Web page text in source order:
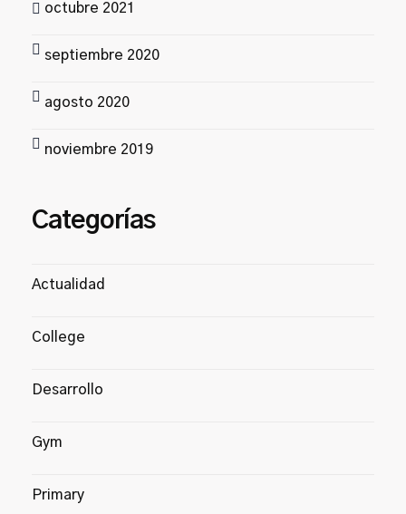
octubre 2021
septiembre 2020
agosto 2020
noviembre 2019
Categorías
Actualidad
College
Desarrollo
Gym
Primary